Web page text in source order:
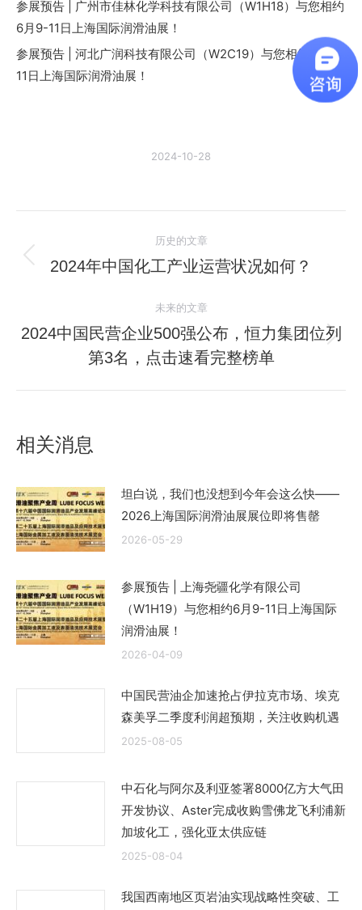
参展预告 | 广州市佳林化学科技有限公司（W1H18）与您相约
6月9-11日上海国际润滑油展！
参展预告 | 河北广润科技有限公司（W2C19）与您相约6月9-
11日上海国际润滑油展！
2024-10-28
章
航
历史的文章
历
的
文
章：
2024年中国化工产业运营状况如何？
未来的文章
未
来
的
2024中国民营企业500强公布，恒力集团位列
第3名，点击速看完整榜单
相关消息
坦白说，我们也没想到今年会这么快——
2026上海国际润滑油展展位即将售罄
2026-05-29
参展预告 | 上海尧疆化学有限公司
（W1H19）与您相约6月9-11日上海国际
润滑油展！
2026-04-09
中国民营油企加速抢占伊拉克市场、埃克
森美孚二季度利润超预期，关注收购机遇
2025-08-05
中石化与阿尔及利亚签署8000亿方大气田
开发协议、Aster完成收购雪佛龙飞利浦新
加坡化工，强化亚太供应链
2025-08-04
我国西南地区页岩油实现战略性突破、工